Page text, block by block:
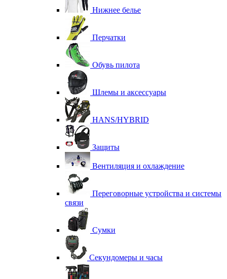
Нижнее белье
Перчатки
Обувь пилота
Шлемы и аксессуары
HANS/HYBRID
Защиты
Вентиляция и охлаждение
Переговорные устройства и системы
связи
Сумки
Секундомеры и часы